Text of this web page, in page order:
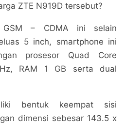
ZTE N919D tersebut?
– CDMA ini selain
5 inch, smartphone ini
prosesor Quad Core
RAM 1 GB serta dual
bentuk keempat sisi
dimensi sebesar 143.5 x